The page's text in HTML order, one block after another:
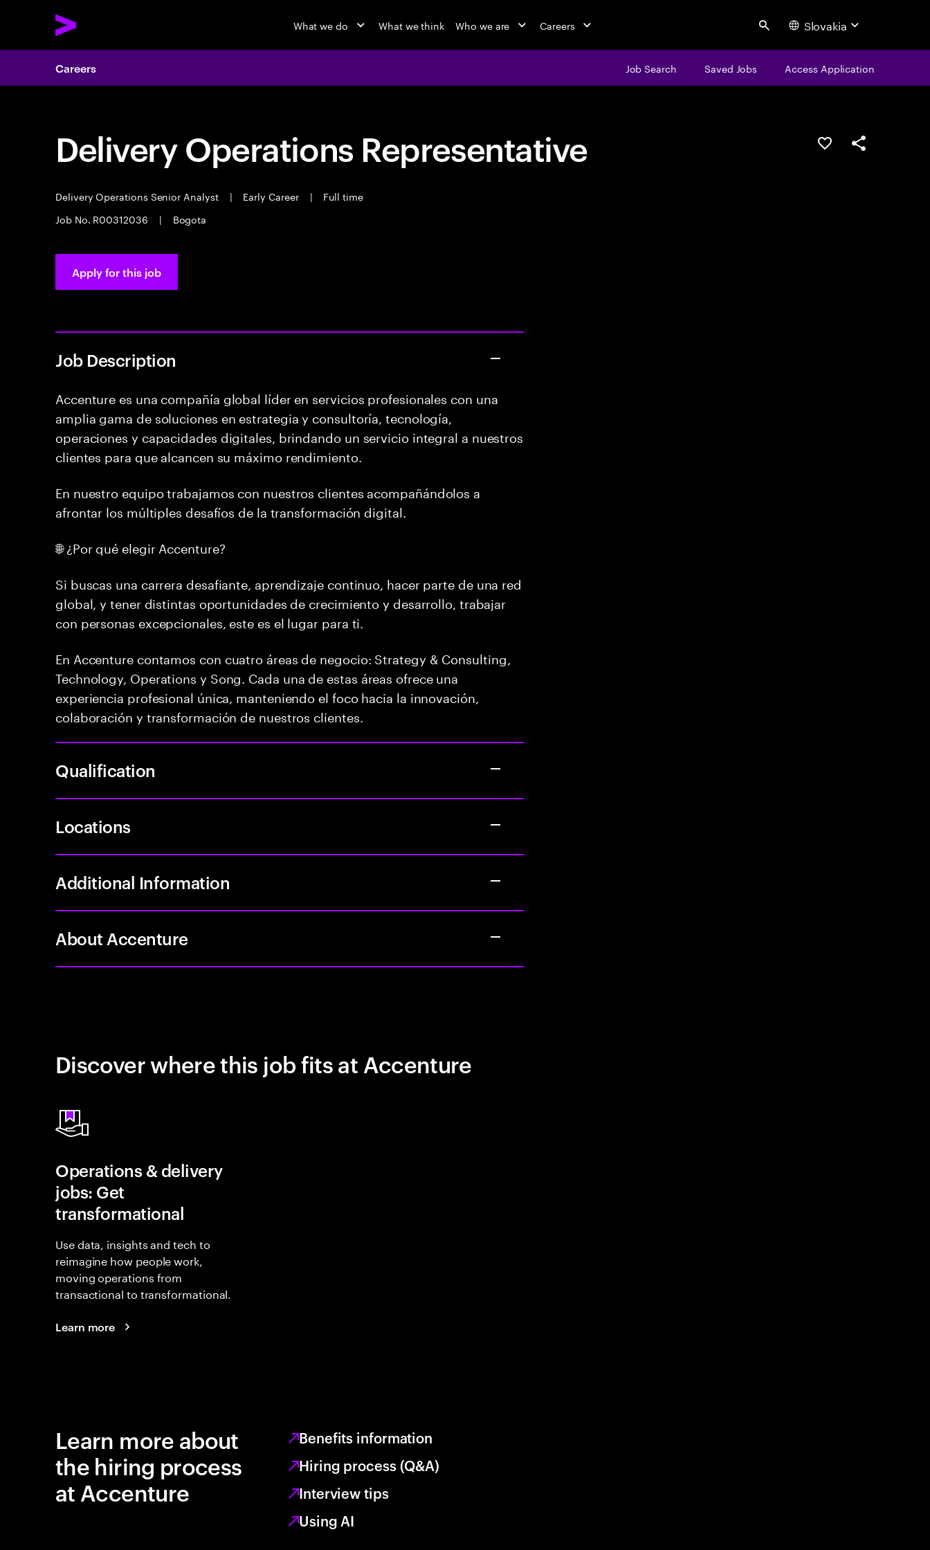
What we do What we think Who we are Careers Search Slovakia
Careers Job Search Saved Jobs Access Application
Delivery Operations Representative
Delivery Operations Senior Analyst | Early Career |
Full time
Job No. R00312036
| Bogota
Save this jobShare this job
Apply for this job
Job Description
Accenture es una compañía global líder en servicios profesionales con una
amplia gama de soluciones en estrategia y consultoría, tecnología,
operaciones y capacidades digitales, brindando un servicio integral a nuestros
clientes para que alcancen su máximo rendimiento.
En nuestro equipo trabajamos con nuestros clientes acompañándolos a
afrontar los múltiples desafíos de la transformación digital.
🌐 ¿Por qué elegir Accenture?
Si buscas una carrera desafiante, aprendizaje continuo, hacer parte de una red
global, y tener distintas oportunidades de crecimiento y desarrollo, trabajar
con personas excepcionales, este es el lugar para ti.
En Accenture contamos con cuatro áreas de negocio: Strategy & Consulting,
Technology, Operations y Song. Cada una de estas áreas ofrece una
experiencia profesional única, manteniendo el foco hacia la innovación,
colaboración y transformación de nuestros clientes.
Qualification
Locations
Additional Information
About Accenture
Discover where this job fits at Accenture
Operations & delivery
jobs: Get
transformational
Use data, insights and tech to
reimagine how people work,
moving operations from
transactional to transformational.
Learn more
Learn more about
the hiring process
at Accenture
Benefits information
Hiring process (Q&A)
Interview tips
Using AI